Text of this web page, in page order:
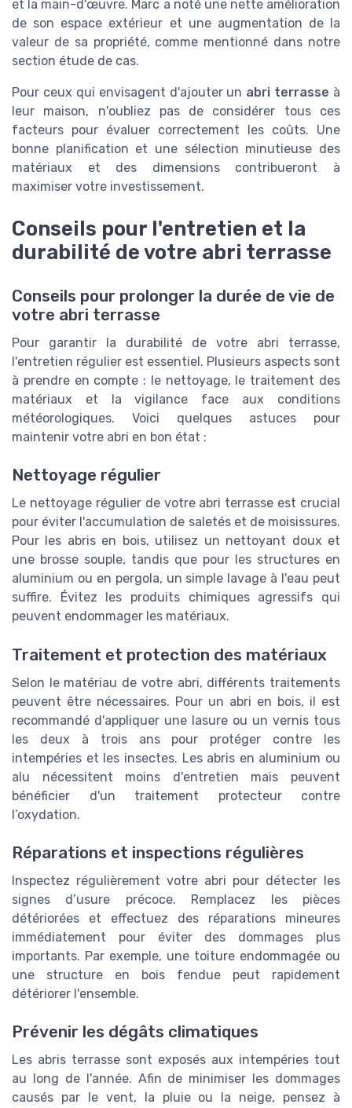
et la main-d'œuvre. Marc a noté une nette amélioration
de son espace extérieur et une augmentation de la
valeur de sa propriété, comme mentionné dans notre
section étude de cas.
Pour ceux qui envisagent d'ajouter un abri terrasse à
leur maison, n'oubliez pas de considérer tous ces
facteurs pour évaluer correctement les coûts. Une
bonne planification et une sélection minutieuse des
matériaux et des dimensions contribueront à
maximiser votre investissement.
Conseils pour l'entretien et la
durabilité de votre abri terrasse
Conseils pour prolonger la durée de vie de
votre abri terrasse
Pour garantir la durabilité de votre abri terrasse,
l'entretien régulier est essentiel. Plusieurs aspects sont
à prendre en compte : le nettoyage, le traitement des
matériaux et la vigilance face aux conditions
météorologiques. Voici quelques astuces pour
maintenir votre abri en bon état :
Nettoyage régulier
Le nettoyage régulier de votre abri terrasse est crucial
pour éviter l'accumulation de saletés et de moisissures.
Pour les abris en bois, utilisez un nettoyant doux et
une brosse souple, tandis que pour les structures en
aluminium ou en pergola, un simple lavage à l'eau peut
suffire. Évitez les produits chimiques agressifs qui
peuvent endommager les matériaux.
Traitement et protection des matériaux
Selon le matériau de votre abri, différents traitements
peuvent être nécessaires. Pour un abri en bois, il est
recommandé d'appliquer une lasure ou un vernis tous
les deux à trois ans pour protéger contre les
intempéries et les insectes. Les abris en aluminium ou
alu nécessitent moins d'entretien mais peuvent
bénéficier d'un traitement protecteur contre
l’oxydation.
Réparations et inspections régulières
Inspectez régulièrement votre abri pour détecter les
signes d’usure précoce. Remplacez les pièces
détériorées et effectuez des réparations mineures
immédiatement pour éviter des dommages plus
importants. Par exemple, une toiture endommagée ou
une structure en bois fendue peut rapidement
détériorer l'ensemble.
Prévenir les dégâts climatiques
Les abris terrasse sont exposés aux intempéries tout
au long de l'année. Afin de minimiser les dommages
causés par le vent, la pluie ou la neige, pensez à